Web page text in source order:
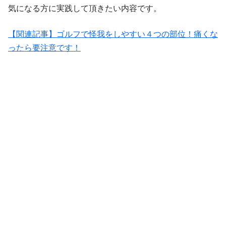
気になる方に実践して頂きたい内容です。
【関連記事】ゴルフで怪我をしやすい４つの部位！痛くな
ったら要注意です！